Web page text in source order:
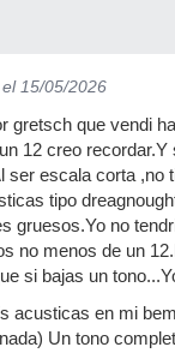
el 15/05/2026
gretsch que vendi
12 creo recordar.Y
ser escala corta ,no
tipo
gruesos.Yo no
no menos de un
si bajas un
acusticas en mi
Un tono